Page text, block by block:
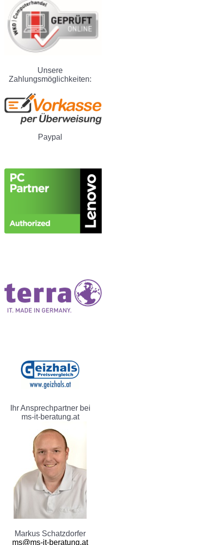
Unsere
Zahlungsmöglichkeiten:
Paypal
Ihr Ansprechpartner bei
ms-it-beratung.at
Markus Schatzdorfer
ms@ms-it-beratung.at